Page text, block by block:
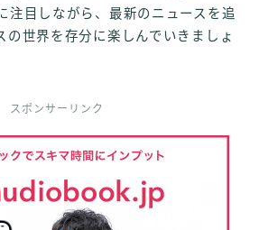
注目しながら、最新のニュースを追
の世界を存分に楽しんでいきましょ
スポンサーリンク